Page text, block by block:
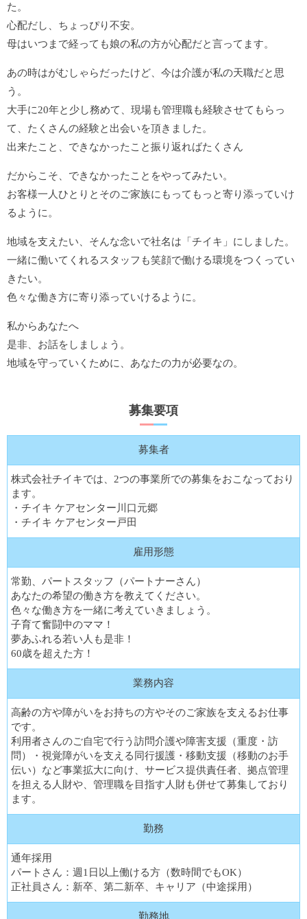
た。
心配だし、ちょっぴり不安。
母はいつまで経っても娘の私の方が心配だと言ってます。
あの時はがむしゃらだったけど、今は介護が私の天職だと思
う。
大手に20年と少し務めて、現場も管理職も経験させてもらっ
て、たくさんの経験と出会いを頂きました。
出来たこと、できなかったこと振り返ればたくさん
だからこそ、できなかったことをやってみたい。
お客様一人ひとりとそのご家族にもってもっと寄り添っていけ
るように。
地域を支えたい、そんな念いで社名は「チイキ」にしました。
一緒に働いてくれるスタッフも笑顔で働ける環境をつくってい
きたい。
色々な働き方に寄り添っていけるように。
私からあなたへ
是非、お話をしましょう。
地域を守っていくために、あなたの力が必要なの。
募集要項
募集者
株式会社チイキでは、2つの事業所での募集をおこなっており
ます。
・チイキ ケアセンター川口元郷
・チイキ ケアセンター戸田
雇用形態
常勤、パートスタッフ（パートナーさん）
あなたの希望の働き方を教えてください。
色々な働き方を一緒に考えていきましょう。
子育て奮闘中のママ！
夢あふれる若い人も是非！
60歳を超えた方！
業務内容
高齢の方や障がいをお持ちの方やそのご家族を支えるお仕事
です。
利用者さんのご自宅で行う訪問介護や障害支援（重度・訪
問）・視覚障がいを支える同行援護・移動支援（移動のお手
伝い）など事業拡大に向け、サービス提供責任者、拠点管理
を担える人財や、管理職を目指す人財も併せて募集しており
ます。
勤務
通年採用
パートさん：週1日以上働ける方（数時間でもOK）
正社員さん：新卒、第二新卒、キャリア（中途採用）
勤務地